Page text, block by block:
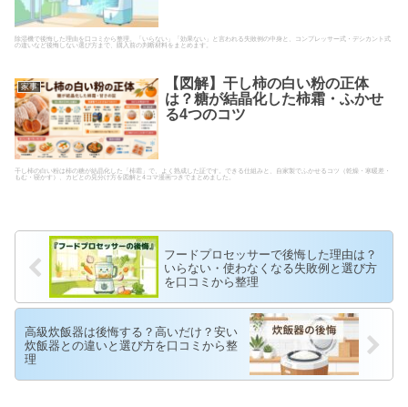
除湿機で後悔した理由を口コミから整理。「いらない」「効果ない」と言われる失敗例の中身と、コンプレッサー式・デシカント式
の違いなど後悔しない選び方まで、購入前の判断材料をまとめます。
家事
【図解】干し柿の白い粉の正体
は？糖が結晶化した柿霜・ふかせ
る4つのコツ
干し柿の白い粉は柿の糖が結晶化した「柿霜」で、よく熟成した証です。できる仕組みと、自家製でふかせるコツ（乾燥・寒暖差・
もむ・寝かす）、カビとの見分け方を図解と4コマ漫画つきでまとめました。
フードプロセッサーで後悔した理由は？
いらない・使わなくなる失敗例と選び方
を口コミから整理
高級炊飯器は後悔する？高いだけ？安い
炊飯器との違いと選び方を口コミから整
理